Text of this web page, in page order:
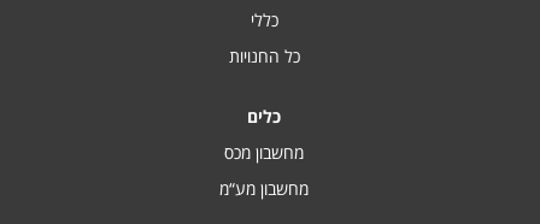
כללי
כל החנויות
כלים
מחשבון מכס
מחשבון מע“מ